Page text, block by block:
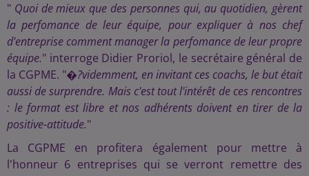
" Quoi de mieux que des personnes qui, au quotidien, gèrent
la perfomance de leur équipe, pour expliquer à nos chef
d'entreprise comment manager la perfomance de leur propre
équipe." interroge Didier Proriol, le secrétaire général de
la CGPME. "�?videmment, en invitant ces coachs, le but était
aussi de surprendre. Mais c'est tout l'intérêt de ces rencontres
: le format est libre et nos adhérents doivent en tirer de la
positive-attitude."
La CGPME en profitera également pour mettre à
l'honneur 6 entreprises qui se verront remettre des